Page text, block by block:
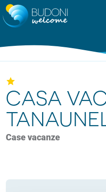
CASA
Case vacanze